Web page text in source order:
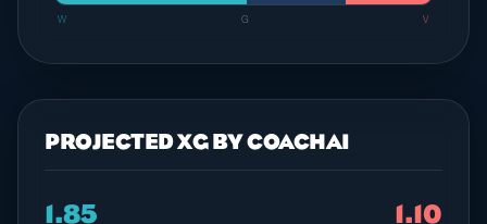
W G V
PROJECTED XG BY COACHAI
1.85 1.10